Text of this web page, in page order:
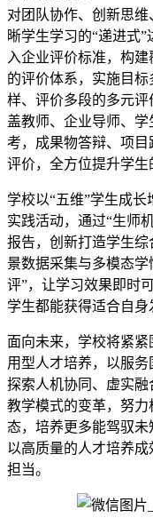
对团队协作、创新思
晰学生学习的“递进式
入企业评价标准，构
的评价体系，实施目
样、评价多段的多元
盖教师、企业导师、
考，成果物答辩、项
评价，全方位提升学生
学校以“五维”学生成
实践活动，通过“生师
报告，创新打造学生
景数据采集与多模态
评”，让学习效果即时
学生都能获得适合自身
面向未来，学校将紧
用型人才培养，以服
探索人机协同、虚实
教学模式的变革，努
态，培养更多能驾驭未
以高质量的人才培养
担当。